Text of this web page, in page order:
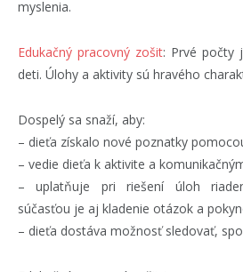
myslenia.
Edukačný pracovný zošit: Prvé počty
deti. Úlohy a aktivity sú hravého
Dospelý sa snaží, aby:
– dieťa získalo nové poznatky
– vedie dieťa k aktivite a
– uplatňuje pri riešení úloh
súčasťou je aj kladenie otázok a
– dieťa dostáva možnosť sledovať,